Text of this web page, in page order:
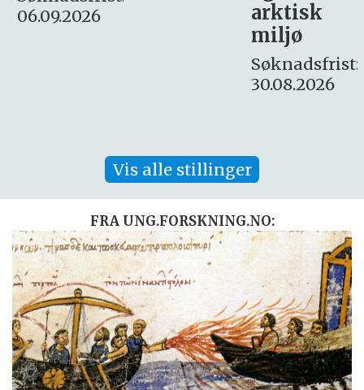
Søknadsfrist:
16. august.
Vis alle stillinger
FRA UNG.FORSKNING.NO: